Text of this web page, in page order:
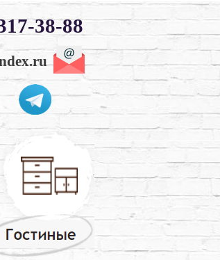
38-88